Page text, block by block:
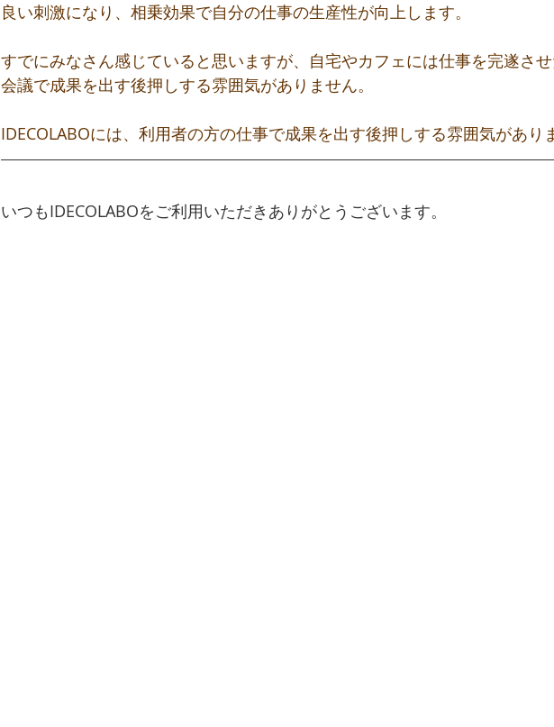
良い刺激になり、相乗効果で自分の仕事の生産性が向上します。
すでにみなさん感じていると思いますが、自宅やカフェには仕事を完遂さ
会議で成果を出す後押しする雰囲気がありません。
IDECOLABOには、利用者の方の仕事で成果を出す後押しする雰囲気があり
いつもIDECOLABOをご利用いただきありがとうございます。